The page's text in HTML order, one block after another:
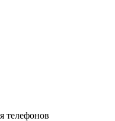
телефонов